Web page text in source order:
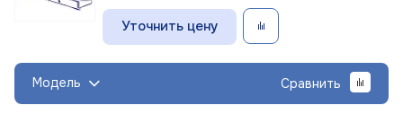
Уточнить цену
Модель Сравнить